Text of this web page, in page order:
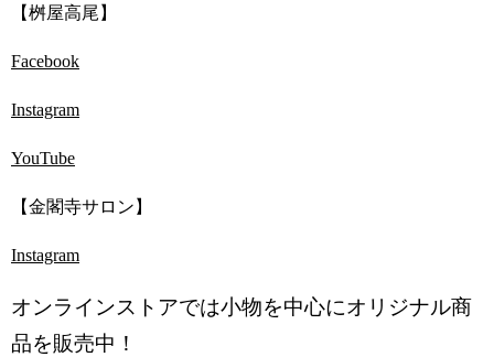
【桝屋高尾】
Facebook
Instagram
YouTube
【金閣寺サロン】
Instagram
オンラインストアでは小物を中心にオリジナル商
品を販売中！